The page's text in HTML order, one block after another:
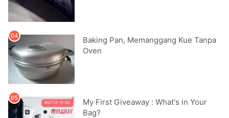
Baking Pan, Memanggang Kue Tanpa
Oven
My First Giveaway : What's in Your
Bag?